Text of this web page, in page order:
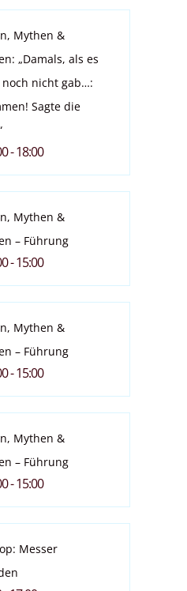
Mythen &
„Damals, als es
nicht gab…:
Sagte die
- 18:00
Mythen &
– Führung
- 15:00
Mythen &
– Führung
- 15:00
Mythen &
– Führung
- 15:00
Messer